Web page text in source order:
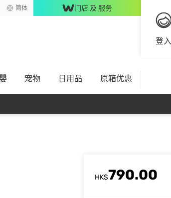
简体 门店 及 服务
登入
宠物 日用品 原箱优惠
HK$790.00